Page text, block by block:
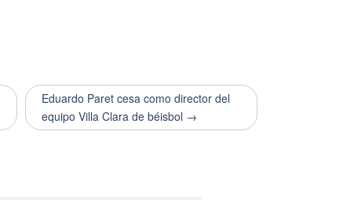
Eduardo Paret cesa como director del
equipo Villa Clara de béisbol →